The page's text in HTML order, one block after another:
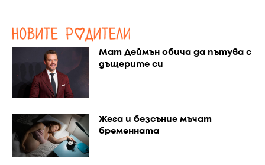
Мат Деймън обича да пътува с
дъщерите си
Жега и безсъние мъчат
бременната